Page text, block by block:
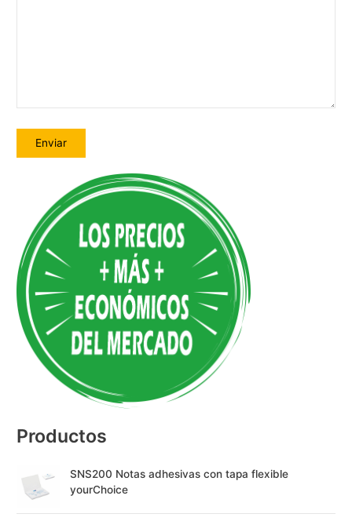
r
n
a
Productos
SNS200 Notas adhesivas con tapa flexible
yourChoice